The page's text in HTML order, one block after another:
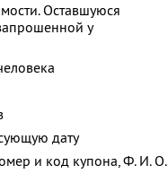
Оставшуюся
у
дату
и код купона,Ф. И. О.